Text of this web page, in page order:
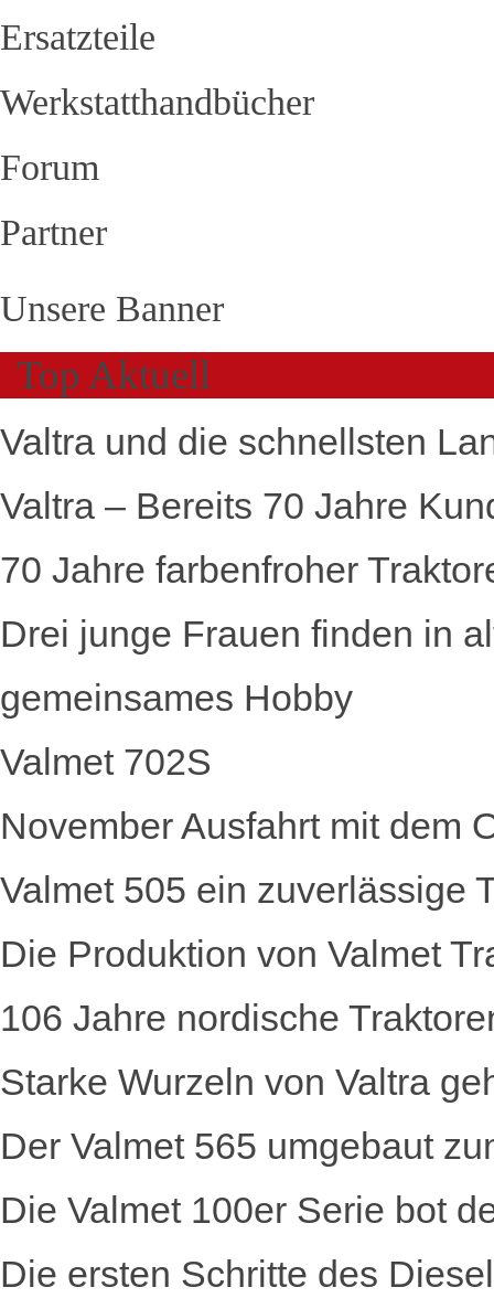
Ersatzteile
Werkstatthandbücher
Forum
Partner
Unsere Banner
Top Aktuell
Valtra und die schnellsten
Valtra – Bereits 70 Jahre
70 Jahre farbenfroher
Drei junge Frauen finden in
gemeinsames Hobby
Valmet 702S
November Ausfahrt mit dem
Valmet 505 ein zuverlässige
Die Produktion von Valmet
106 Jahre nordische
Starke Wurzeln von Valtra
Der Valmet 565 umgebaut
Die Valmet 100er Serie bot
Die ersten Schritte des